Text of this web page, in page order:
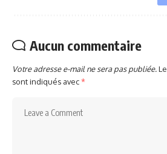
Aucun commentaire
Votre adresse e-mail ne sera pas publiée.
sont indiqués avec*